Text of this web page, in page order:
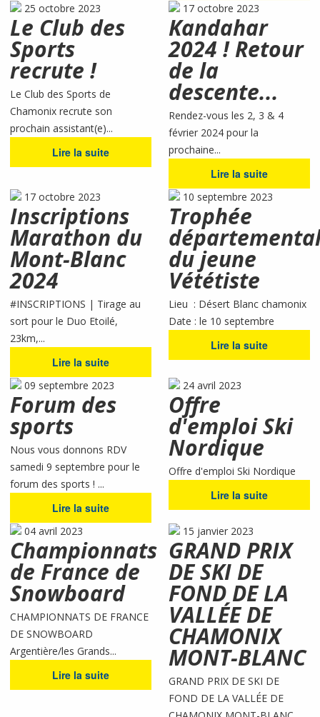
25 octobre 2023
Le Club des
Sports
recrute !
Le Club des Sports de
Chamonix recrute son
prochain assistant(e)...
Lire la suite
17 octobre 2023
Kandahar
2024 ! Retour
de la
descente...
Rendez-vous les 2, 3 & 4
février 2024 pour la
prochaine...
Lire la suite
17 octobre 2023
Inscriptions
Marathon du
Mont-Blanc
2024
#INSCRIPTIONS | Tirage au
sort pour le Duo Etoilé,
23km,...
Lire la suite
10 septembre 2023
Trophée
du jeune
Vététiste
Lieu : Désert Blanc chamonix
Date : le 10 septembre
Lire la suite
09 septembre 2023
Forum des
sports
Nous vous donnons RDV
samedi 9 septembre pour le
forum des sports ! ...
Lire la suite
24 avril 2023
Offre
d'emploi Ski
Nordique
Offre d'emploi Ski Nordique
Lire la suite
04 avril 2023
Championnats
de France de
Snowboard
CHAMPIONNATS DE FRANCE
DE SNOWBOARD
Argentière/les Grands...
Lire la suite
15 janvier 2023
GRAND PRIX
DE SKI DE
FOND DE LA
VALLÉE DE
CHAMONIX
MONT-BLANC
GRAND PRIX DE SKI DE
FOND DE LA VALLÉE DE